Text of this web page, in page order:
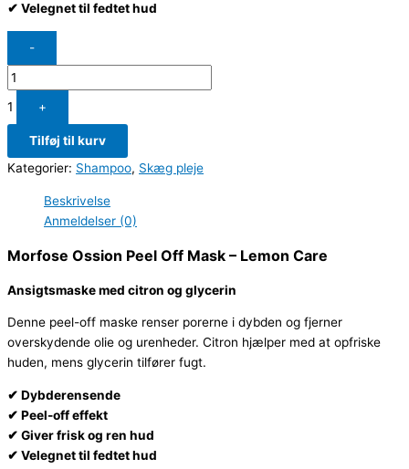
✔ Velegnet til fedtet hud
-
1 +
Tilføj til kurv
Kategorier: Shampoo, Skæg pleje
Beskrivelse
Anmeldelser (0)
Morfose Ossion Peel Off Mask – Lemon Care
Ansigtsmaske med citron og glycerin
Denne peel-off maske renser porerne i dybden og fjerner
overskydende olie og urenheder. Citron hjælper med at opfriske
huden, mens glycerin tilfører fugt.
✔ Dybderensende
✔ Peel-off effekt
✔ Giver frisk og ren hud
✔ Velegnet til fedtet hud